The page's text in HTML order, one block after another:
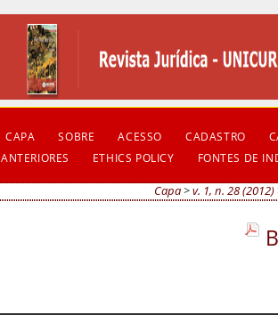
CAPA SOBRE ACESSO CADASTRO
ANTERIORES
ETHICS POLICY FONTES DE
Capa>v. 1, n. 28 (2012)